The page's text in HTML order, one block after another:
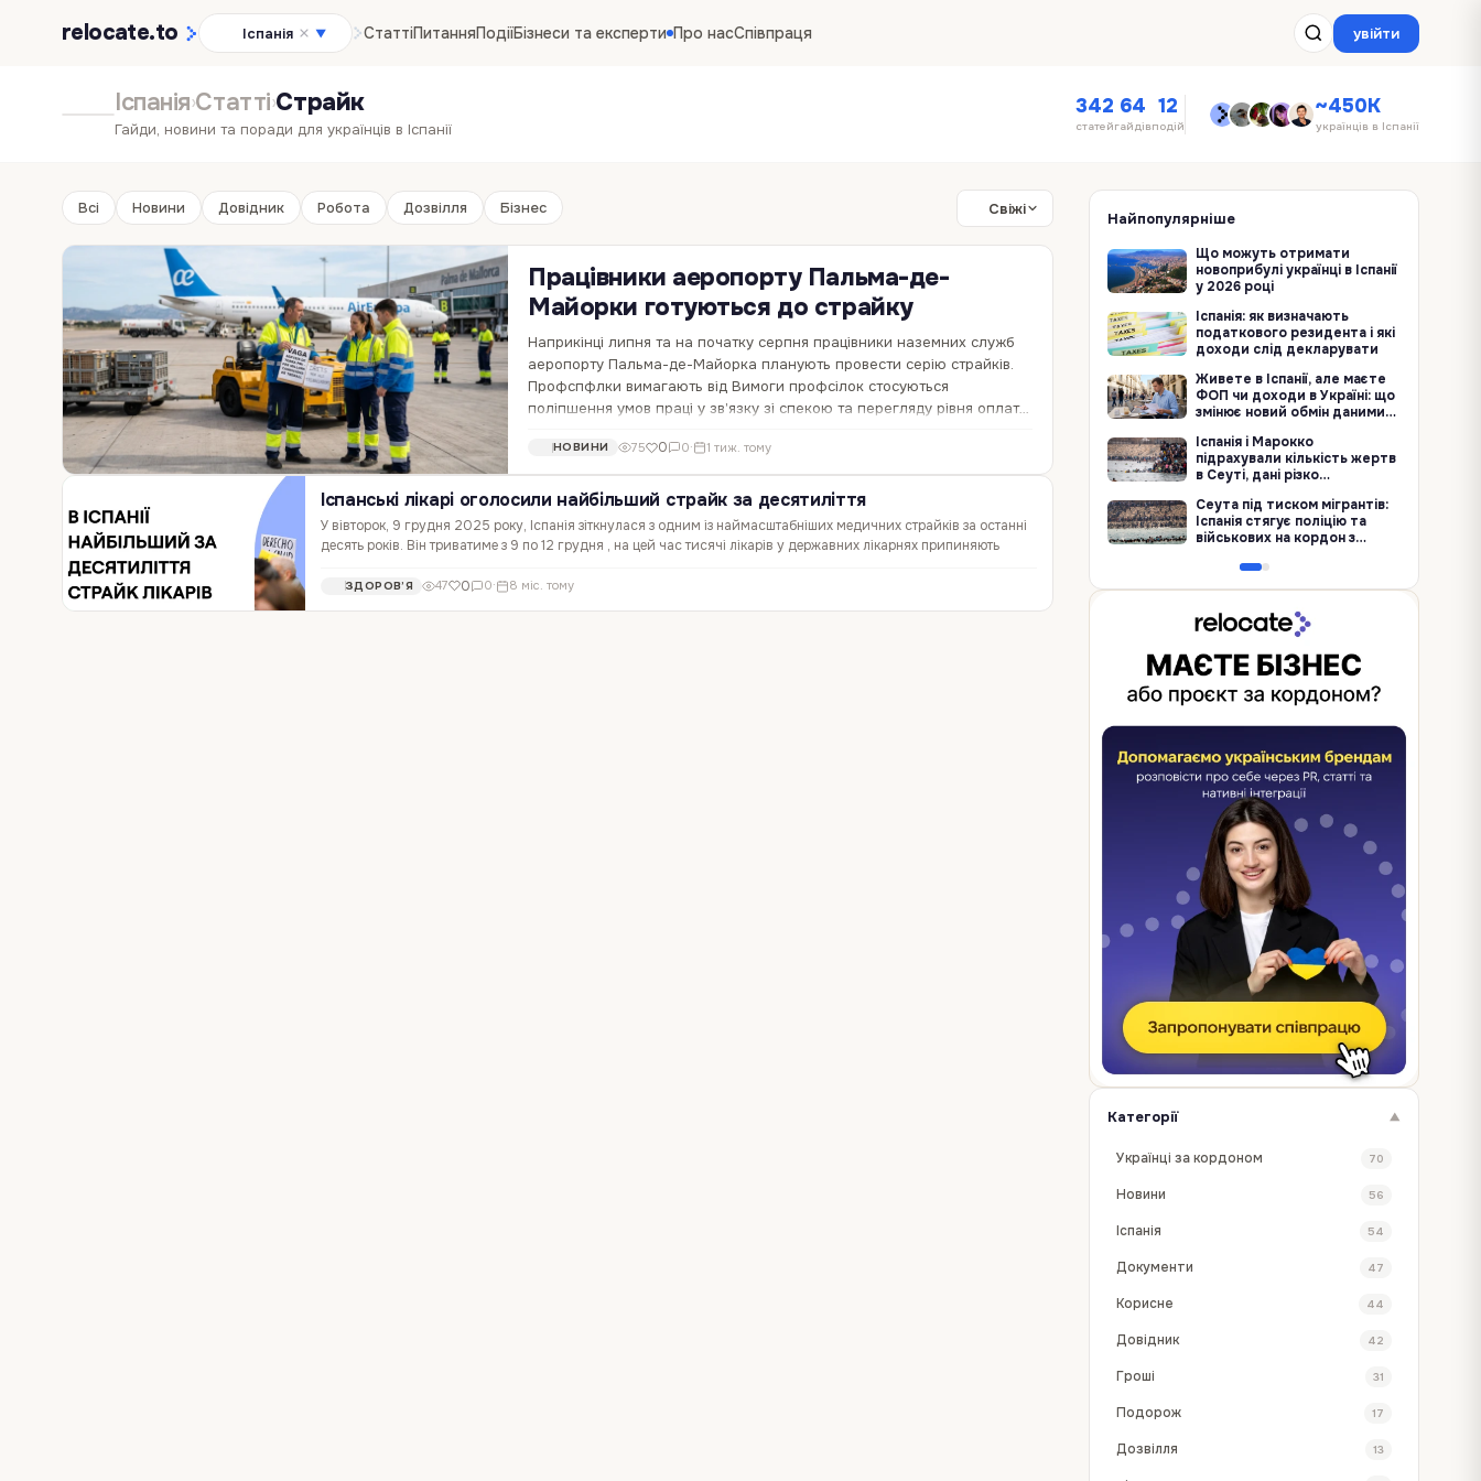
relocate.to Іспанія ▼ СтаттіПитанняПодіїБізнеси та експерти Про насСпівпраця увійти
Іспанія›Статті›Страйк
Гайди, новини та поради для українців в Іспанії
342
статей
64
гайдів
12
подій
~450K
українців в Іспанії
Всі Новини Довідник Робота Дозвілля Бізнес Свіжі
Працівники аеропорту Пальма-де-
Майорки готуються до страйку
Наприкінці липня та на початку серпня працівники наземних служб
аеропорту Пальма-де-Майорка планують провести серію страйків.
Профспфлки вимагають від Вимоги профсілок стосуються
поліпшення умов праці у зв’язку зі спекою та перегляду рівня оплати.
НОВИНИ 75 0 0· 1 тиж. тому
Іспанські лікарі оголосили найбільший страйк за десятиліття
У вівторок, 9 грудня 2025 року, Іспанія зіткнулася з одним із наймасштабніших медичних страйків за останні
десять років. Він триватиме з 9 по 12 грудня , на цей час тисячі лікарів у державних лікарнях припиняють
ЗДОРОВ’Я 47 0 0· 8 міс. тому
Найпопулярніше
Що можуть отримати
новоприбулі українці в Іспанії
у 2026 році
Іспанія: як визначають
податкового резидента і які
доходи слід декларувати
Живете в Іспанії, але маєте
ФОП чи доходи в Україні: що
змінює новий обмін даними
Іспанія і Марокко
підрахували кількість жертв
в Сеуті, дані різко
Сеута під тиском мігрантів:
Іспанія стягує поліцію та
військових на кордон з
Категорії ▼
Українці за кордоном 70
Новини 56
Іспанія 54
Документи 47
Корисне 44
Довідник 42
Гроші 31
Подорож 17
Дозвілля 13